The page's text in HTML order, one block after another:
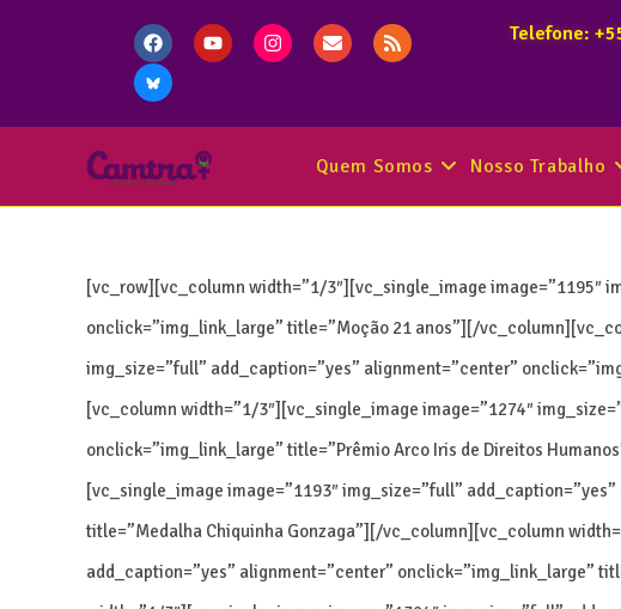
Telefone:
Quem Somos Nosso Trabalho
[vc_row][vc_column width=”1/3″][vc_single_image image=”1195″
onclick=”img_link_large” title=”Moção 21 anos”][/
img_size=”full” add_caption=”yes” alignment=”center”
[vc_column width=”1/3″][vc_single_image image=”1274″
onclick=”img_link_large” title=”Prêmio Arco Iris de Direitos
[vc_single_image image=”1193″ img_size=”full”
title=”Medalha Chiquinha Gonzaga”][/vc_column][vc_column
add_caption=”yes” alignment=”center” onclick=”img_link_large”